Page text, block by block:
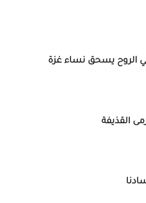
الروح يسحق نساء غزة
القذيفة